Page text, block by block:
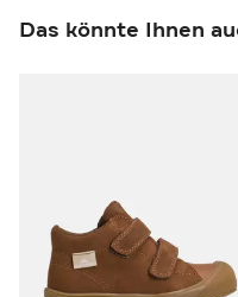
Das könnte Ihnen